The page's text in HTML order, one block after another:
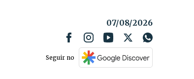
07/08/2026
Seguir no